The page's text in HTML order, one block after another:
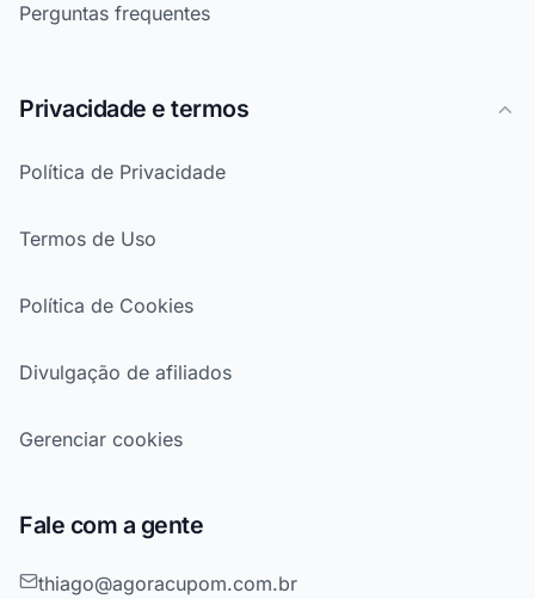
Perguntas frequentes
Privacidade e termos
Política de Privacidade
Termos de Uso
Política de Cookies
Divulgação de afiliados
Gerenciar cookies
Fale com a gente
thiago@agoracupom.com.br